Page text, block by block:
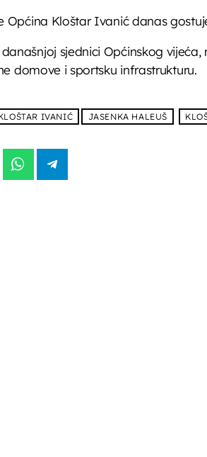
Kloštar Ivanić danas
sjednici Općinskog
domove i sportsku infrastrukturu.
IVANIĆ JASENKA HALEUŠ